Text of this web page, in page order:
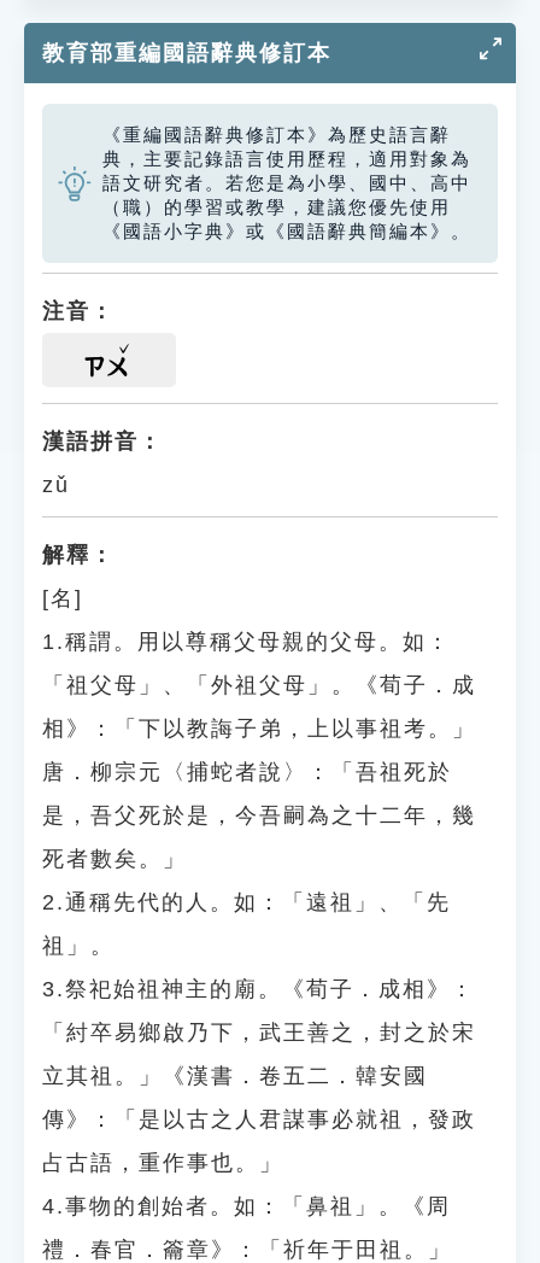
教育部重編國語辭典修訂本
《重編國語辭典修訂本》為歷史語言辭
典，主要記錄語言使用歷程，適用對象為
語文研究者。若您是為小學、國中、高中
（職）的學習或教學，建議您優先使用
《國語小字典》或《國語辭典簡編本》。
注音：
ㄗㄨ
漢語拼音：
zǔ
解釋：
[名]
1.稱謂。用以尊稱父母親的父母。如：
「祖父母」、「外祖父母」。《荀子．成
相》：「下以教誨子弟，上以事祖考。」
唐．柳宗元〈捕蛇者說〉：「吾祖死於
是，吾父死於是，今吾嗣為之十二年，幾
死者數矣。」
2.通稱先代的人。如：「遠祖」、「先
祖」。
3.祭祀始祖神主的廟。《荀子．成相》：
「紂卒易鄉啟乃下，武王善之，封之於宋
立其祖。」《漢書．卷五二．韓安國
傳》：「是以古之人君謀事必就祖，發政
占古語，重作事也。」
4.事物的創始者。如：「鼻祖」。《周
禮．春官．籥章》：「祈年于田祖。」